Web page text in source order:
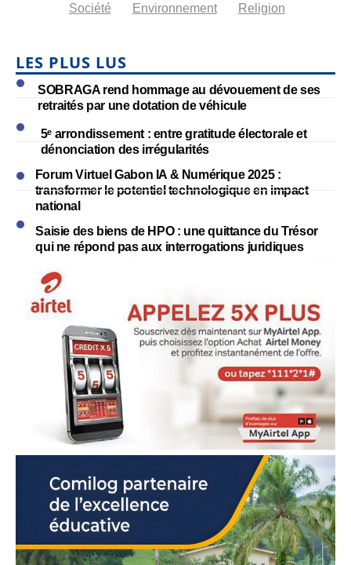
Société
Environnement Religion
LES PLUS LUS
SOBRAGA rend hommage au dévouement de ses
retraités par une dotation de véhicule
5ᵉ arrondissement : entre gratitude électorale et
dénonciation des irrégularités
Forum Virtuel Gabon IA & Numérique 2025 :
transformer le potentiel technologique en impact
national
Saisie des biens de HPO : une quittance du Trésor
qui ne répond pas aux interrogations juridiques